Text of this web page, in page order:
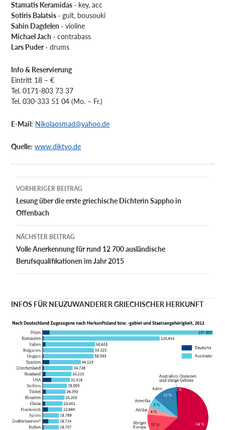
Stamatis Keramidas · key, acc
Sotiris Balatsis · guit, bousouki
Sahin Dagdelen · violine
Michael Jach · contrabass
Lars Puder· drums
Info & Reservierung
Eintritt 18 – €
Tel. 0171-803 73 37
Tel. 030-333 51 04 (Mo. – Fr.)
E-Mail: Nikolaosmad@yahoo.de
Quelle: www.diktyo.de
Beitragsnavigation
VORHERIGER BEITRAG
Lesung über die erste griechische Dichterin Sappho in
Offenbach
NÄCHSTER BEITRAG
Volle Anerkennung für rund 12 700 ausländische
Berufsqualifikationen im Jahr 2015
INFOS FÜR NEUZUWANDERER GRIECHISCHER HERKUNFT